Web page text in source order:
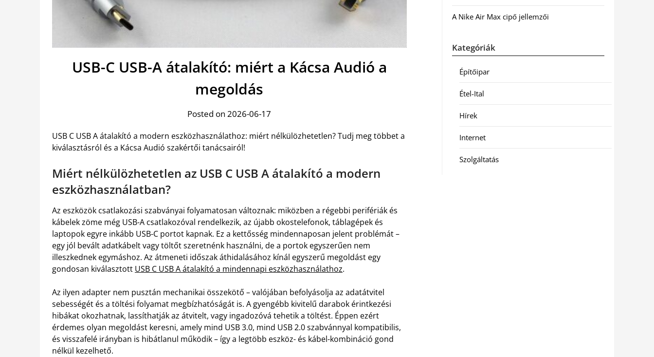
USB-C USB-A átalakító: miért a Kácsa Audió a
megoldás
Posted on 2026-06-17
USB C USB A átalakító a modern eszközhasználathoz: miért nélkülözhetetlen? Tudj meg többet a
kiválasztásról és a Kácsa Audió szakértői tanácsairól!
Miért nélkülözhetetlen az USB C USB A átalakító a modern
eszközhasználatban?
Az eszközök csatlakozási szabványai folyamatosan változnak: miközben a régebbi perifériák és
kábelek zöme még USB-A csatlakozóval rendelkezik, az újabb okostelefonok, táblagépek és
laptopok egyre inkább USB-C portot kapnak. Ez a kettősség mindennaposan jelent problémát –
egy jól bevált adatkábelt vagy töltőt szeretnénk használni, de a portok egyszerűen nem
illeszkednek egymáshoz. Az átmeneti időszak áthidalásához kínál egyszerű megoldást egy
gondosan kiválasztott USB C USB A átalakító a mindennapi eszközhasználathoz.
Az ilyen adapter nem pusztán mechanikai összekötő – valójában befolyásolja az adatátvitel
sebességét és a töltési folyamat megbízhatóságát is. A gyengébb kivitelű darabok érintkezési
hibákat okozhatnak, lassíthatják az átvitelt, vagy ingadozóvá tehetik a töltést. Éppen ezért
érdemes olyan megoldást keresni, amely mind USB 3.0, mind USB 2.0 szabvánnyal kompatibilis,
és visszafelé irányban is hibátlanul működik – így a legtöbb eszköz- és kábel-kombináció gond
nélkül kezelhető.
A Nike Air Max cipő jellemzői
Kategóriák
Építőipar
Étel-Ital
Hírek
Internet
Szolgáltatás